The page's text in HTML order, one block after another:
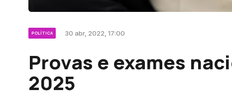
POLÍTICA 30 abr, 2022, 17:00
Provas e exames
2025